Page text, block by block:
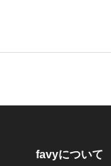
favyについて